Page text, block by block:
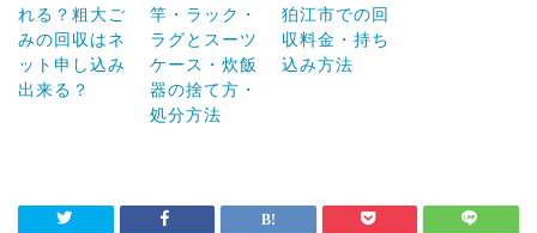
れる？粗大ご
みの回収はネ
ット申し込み
出来る？
竿・ラック・
ラグとスーツ
ケース・炊飯
器の捨て方・
処分方法
狛江市での回
収料金・持ち
込み方法